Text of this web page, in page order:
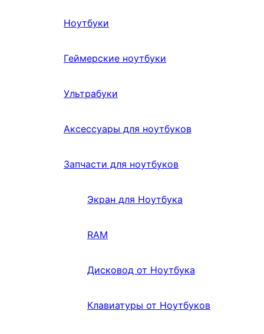
Ноутбуки
Геймерские ноутбуки
Ультрабуки
Аксессуары для ноутбуков
Запчасти для ноутбуков
Экран для Ноутбука
RAM
Дисковод от Ноутбука
Клавиатуры от Ноутбуков